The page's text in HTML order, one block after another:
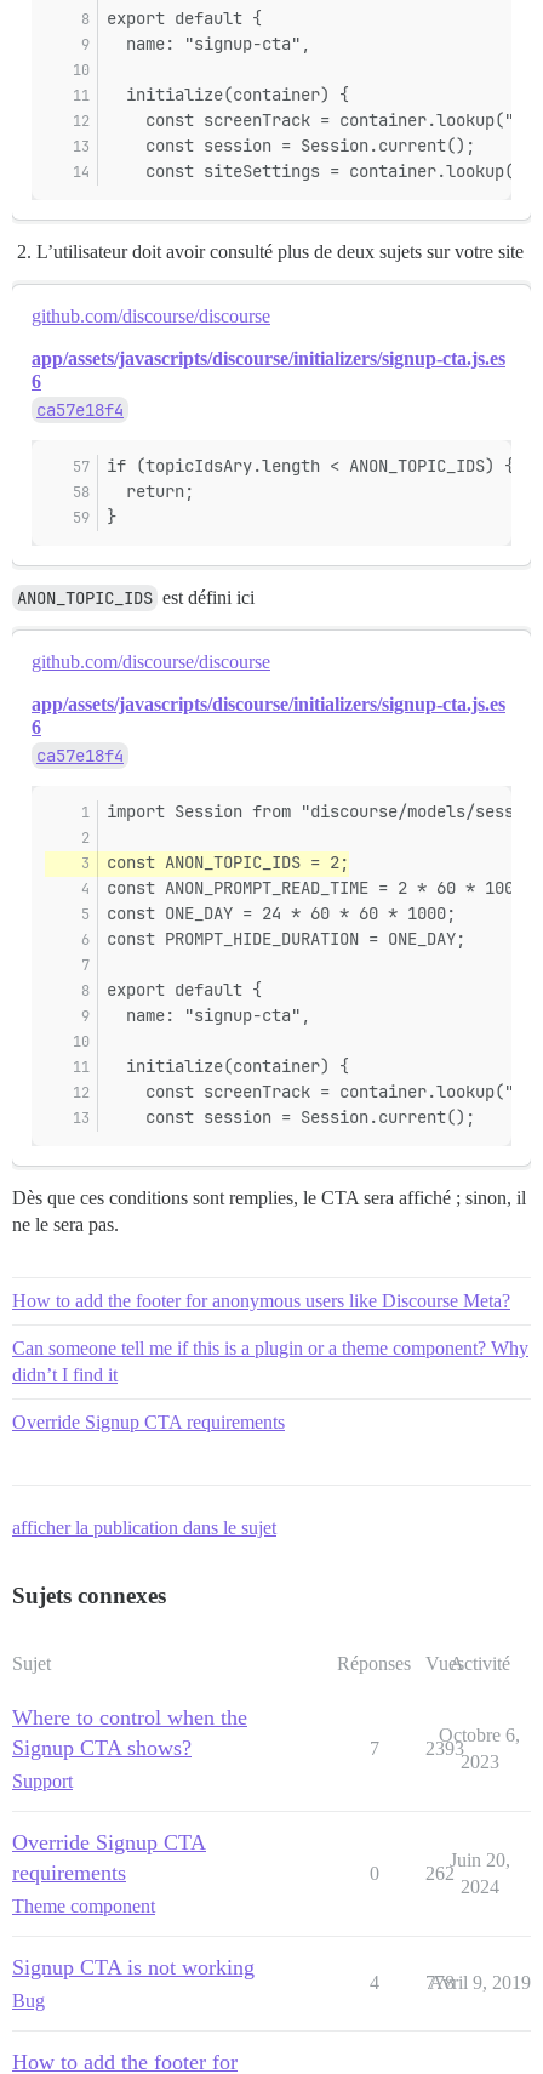
export default {
  name: "signup-cta",
  initialize(container) {
const screenTrack =
    const session = Session.current();
const siteSettings =
L’utilisateur doit avoir consulté plus de deux sujets sur votre site
github.com/discourse/discourse
app/assets/javascripts/discourse/initializers/signup-cta.js.es
6
ca57e18f4
if (topicIdsAry.length < ANON_TOPIC_IDS) {
  return;
}
ANON_TOPIC_IDS est défini ici
github.com/discourse/discourse
app/assets/javascripts/discourse/initializers/signup-cta.js.es
6
ca57e18f4
import Session from "discourse/models/
const ANON_TOPIC_IDS = 2;
const ANON_PROMPT_READ_TIME = 2 * 60 * 1000;
const ONE_DAY = 24 * 60 * 60 * 1000;
const PROMPT_HIDE_DURATION = ONE_DAY;
export default {
  name: "signup-cta",
  initialize(container) {
const screenTrack =
    const session = Session.current();
Dès que ces conditions sont remplies, le CTA sera affiché ; sinon, il
ne le sera pas.
How to add the footer for anonymous users like Discourse Meta?
Can someone tell me if this is a plugin or a theme component? Why
didn’t I find it
Override Signup CTA requirements
afficher la publication dans le sujet
Sujets connexes
Sujet Réponses VuesActivité
Where to control when the
Signup CTA shows?
Support
7 2393
Octobre 6,
2023
Override Signup CTA
requirements
Theme component
0 262
Juin 20,
2024
Signup CTA is not working
Bug
4 778
Avril 9, 2019
How to add the footer for